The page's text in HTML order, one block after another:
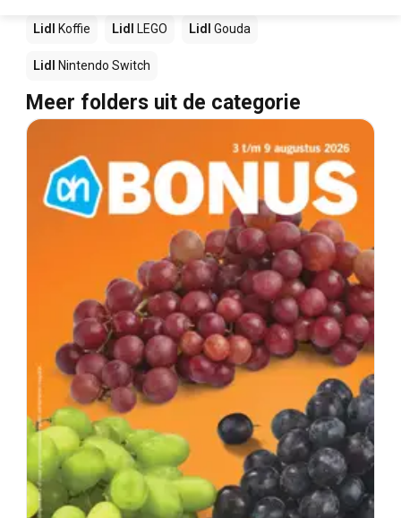
Lidl Koffie Lidl LEGO Lidl Gouda
Lidl Nintendo Switch
Meer folders uit de categorie